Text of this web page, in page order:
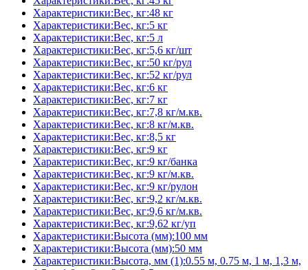
Характеристики:Вес, кг:48 кг
Характеристики:Вес, кг:5 кг
Характеристики:Вес, кг:5 л
Характеристики:Вес, кг:5,6 кг/шт
Характеристики:Вес, кг:50 кг/рул
Характеристики:Вес, кг:52 кг/рул
Характеристики:Вес, кг:6 кг
Характеристики:Вес, кг:7 кг
Характеристики:Вес, кг:7,8 кг/м.кв.
Характеристики:Вес, кг:8 кг/м.кв.
Характеристики:Вес, кг:8,5 кг
Характеристики:Вес, кг:9 кг
Характеристики:Вес, кг:9 кг/банка
Характеристики:Вес, кг:9 кг/м.кв.
Характеристики:Вес, кг:9 кг/рулон
Характеристики:Вес, кг:9,2 кг/м.кв.
Характеристики:Вес, кг:9,6 кг/м.кв.
Характеристики:Вес, кг:9,62 кг/уп
Характеристики:Высота (мм):100 мм
Характеристики:Высота (мм):50 мм
Характеристики:Высота, мм (1):0.55 м, 0.75 м, 1 м, 1,3 м,